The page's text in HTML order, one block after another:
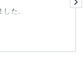
た。